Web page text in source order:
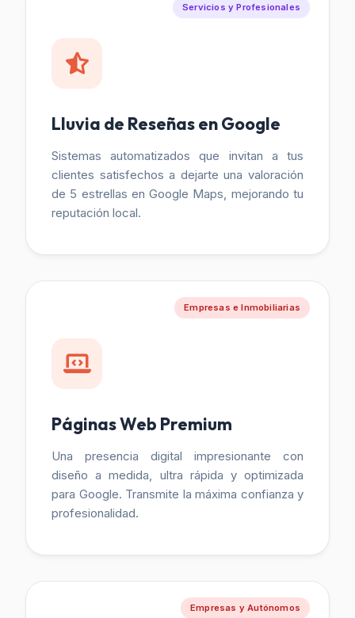
Servicios y Profesionales
Lluvia de Reseñas en Google
Sistemas automatizados que invitan a tus
clientes satisfechos a dejarte una valoración
de 5 estrellas en Google Maps, mejorando tu
reputación local.
Empresas e Inmobiliarias
Páginas Web Premium
Una presencia digital impresionante con
diseño a medida, ultra rápida y optimizada
para Google. Transmite la máxima confianza y
profesionalidad.
Empresas y Autónomos